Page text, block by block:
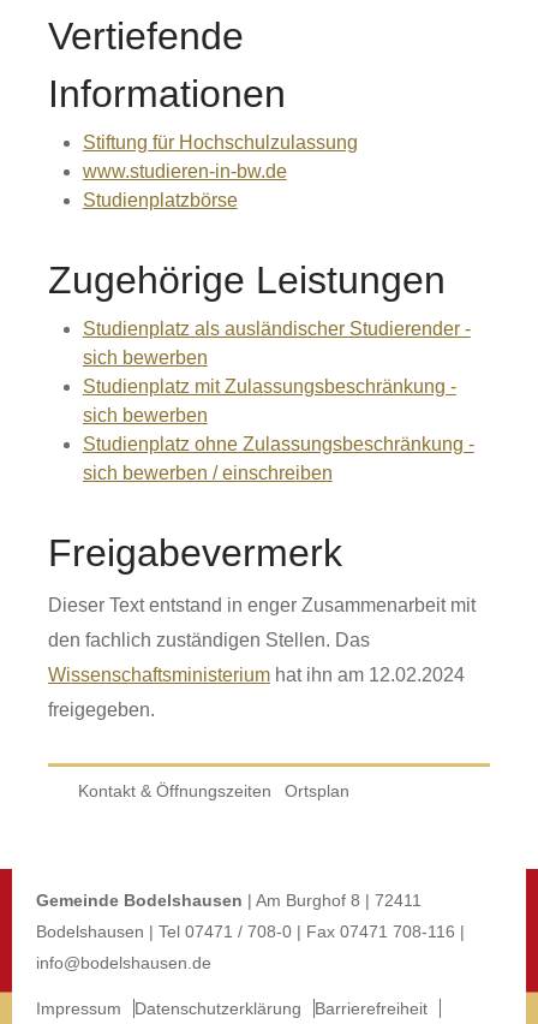
Vertiefende
Informationen
Stiftung für Hochschulzulassung
www.studieren-in-bw.de
Studienplatzbörse
Zugehörige Leistungen
Studienplatz als ausländischer Studierender -
sich bewerben
Studienplatz mit Zulassungsbeschränkung -
sich bewerben
Studienplatz ohne Zulassungsbeschränkung -
sich bewerben / einschreiben
Freigabevermerk
Dieser Text entstand in enger Zusammenarbeit mit
den fachlich zuständigen Stellen. Das
Wissenschaftsministerium hat ihn am 12.02.2024
freigegeben.
Kontakt & Öffnungszeiten Ortsplan
Gemeinde Bodelshausen | Am Burghof 8 | 72411
Bodelshausen | Tel 07471 / 708-0 | Fax 07471 708-116 |
info@bodelshausen.de
Impressum Datenschutzerklärung Barrierefreiheit